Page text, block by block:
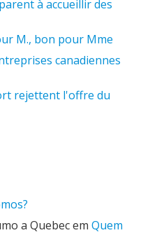
à accueillir des
M., bon pour Mme
canadiennes
rejettent l'offre du
a Quebecem Quem